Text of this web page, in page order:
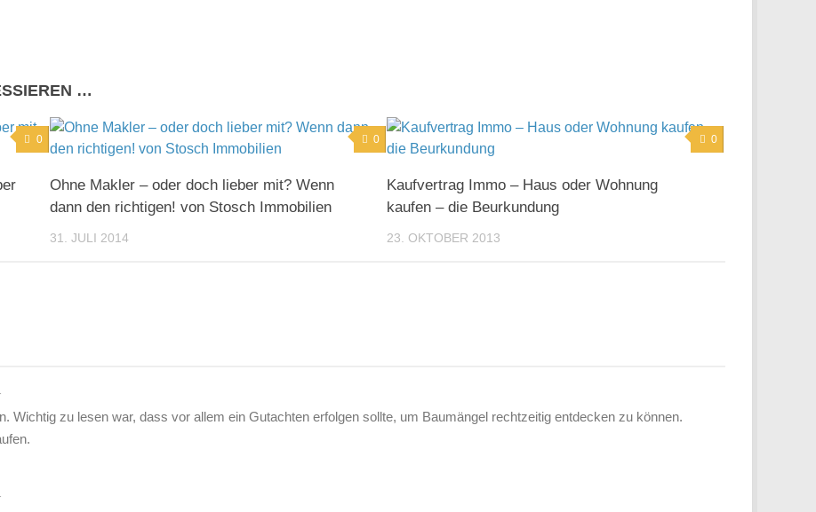
…
0 0
Ohne Makler – oder doch lieber mit? Wenn
dann den richtigen! von Stosch Immobilien
31. JULI 2014
0
Kaufvertrag Immo – Haus oder Wohnung
kaufen – die Beurkundung
23. OKTOBER 2013
Wichtig zu lesen war, dass vor allem ein Gutachten erfolgen sollte, um Baumängel rechtzeitig entdecken zu können.